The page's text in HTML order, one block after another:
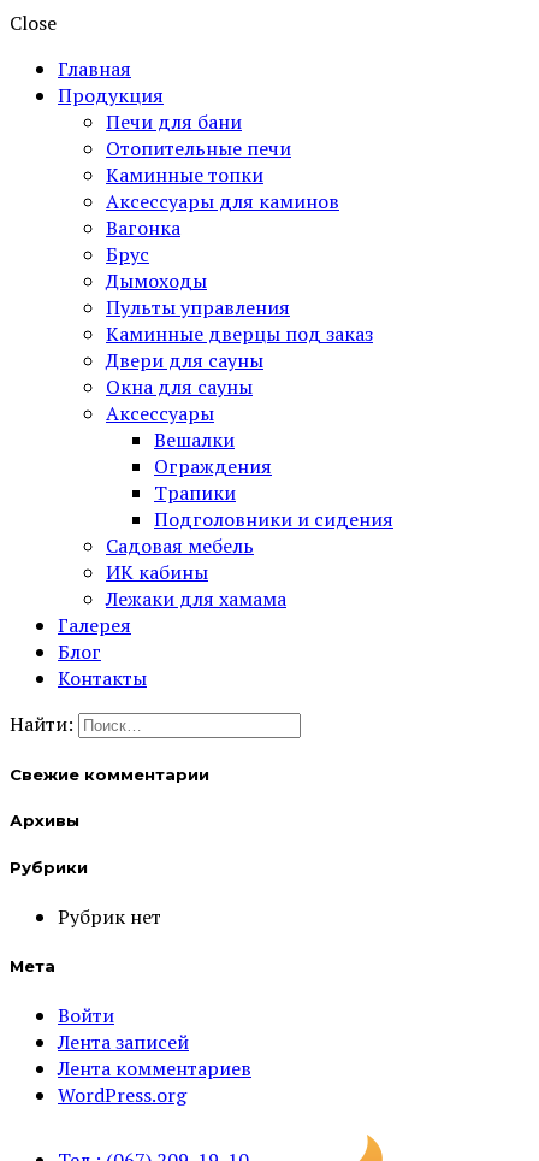
Close
Главная
Продукция
Печи для бани
Отопительные печи
Каминные топки
Аксессуары для каминов
Вагонка
Брус
Дымоходы
Пульты управления
Каминные дверцы под заказ
Двери для сауны
Окна для сауны
Аксессуары
Вешалки
Ограждения
Трапики
Подголовники и сидения
Садовая мебель
ИК кабины
Лежаки для хамама
Галерея
Блог
Контакты
Найти:
Свежие комментарии
Архивы
Рубрики
Рубрик нет
Мета
Войти
Лента записей
Лента комментариев
WordPress.org